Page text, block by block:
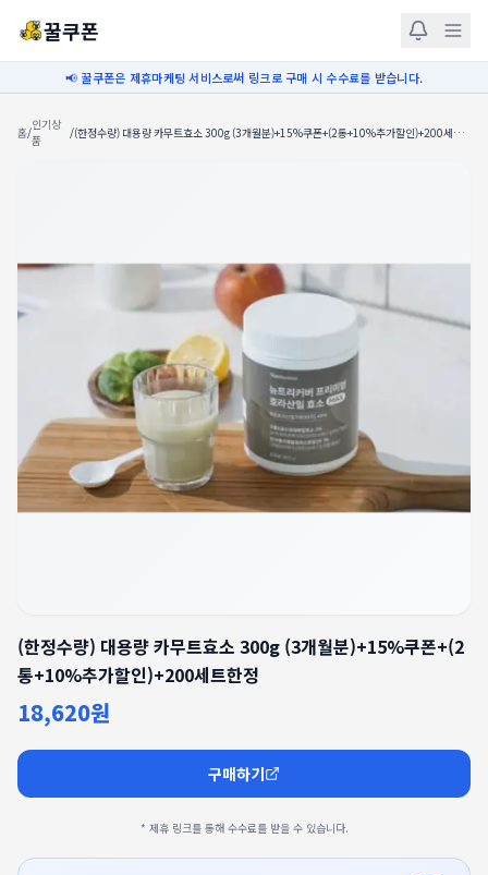
꿀쿠폰
📢 꿀쿠폰은 제휴마케팅 서비스로써 링크로 구매 시 수수료를 받습니다.
홈/인기상
품
/(한정수량) 대용량 카무트효소 300g (3개월분)+15%쿠폰+(2통+10%추가할인)+200세트
(한정수량) 대용량 카무트효소 300g (3개월분)+15%쿠폰+(2
통+10%추가할인)+200세트한정
18,620원
구매하기
* 제휴 링크를 통해 수수료를 받을 수 있습니다.